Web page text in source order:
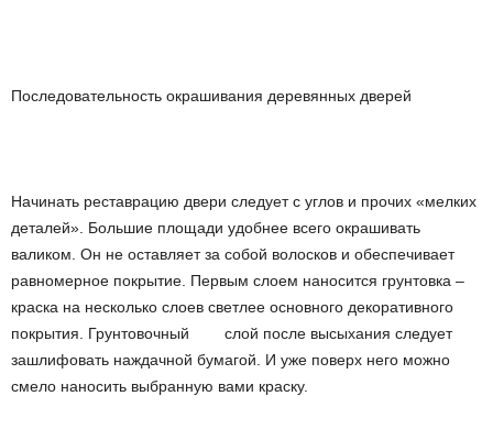
Последовательность окрашивания деревянных дверей
Начинать реставрацию двери следует с углов и прочих «мелких
деталей». Большие площади удобнее всего окрашивать
валиком. Он не оставляет за собой волосков и обеспечивает
равномерное покрытие. Первым слоем наносится грунтовка –
краска на несколько слоев светлее основного декоративного
покрытия. Грунтовочный слой после высыхания следует
зашлифовать наждачной бумагой. И уже поверх него можно
смело наносить выбранную вами краску.